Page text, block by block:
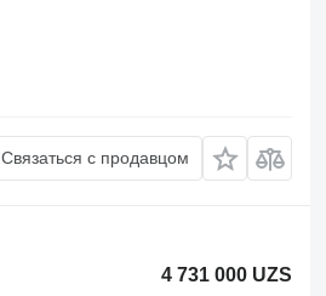
Связаться с продавцом
4 731 000 UZS